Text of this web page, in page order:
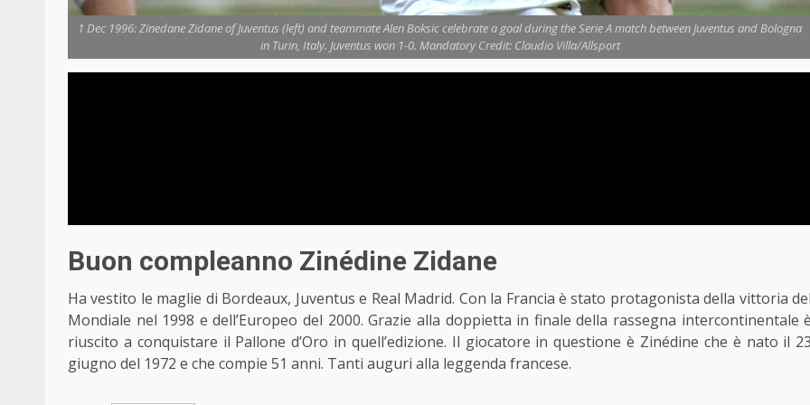
1 Dec 1996: Zinedane Zidane of Juventus (left) and teammate Alen Boksic celebrate a goal during the Serie A match between Juventus and Bologna
in Turin, Italy. Juventus won 1-0. Mandatory Credit: Claudio Villa/Allsport
Buon compleanno Zinédine Zidane
Ha vestito le maglie di Bordeaux, Juventus e Real Madrid. Con la Francia è stato protagonista della vittoria del
Mondiale nel 1998 e dell’Europeo del 2000. Grazie alla doppietta in finale della rassegna intercontinentale è
riuscito a conquistare il Pallone d’Oro in quell’edizione. Il giocatore in questione è Zinédine che è nato il 23
giugno del 1972 e che compie 51 anni. Tanti auguri alla leggenda francese.